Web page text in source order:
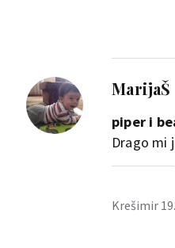
MarijaŠ
piper i
Drago mi
Krešimir